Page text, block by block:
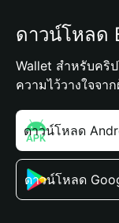
ดาวน์โหลด
Wallet สำหรับคริ
ความไว้วางใจจา
ดาวน์โหลด
ดาวน์โหลด